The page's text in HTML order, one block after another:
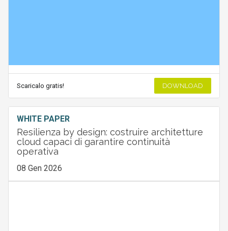
Scaricalo gratis! DOWNLOAD
WHITE PAPER
Resilienza by design: costruire architetture
cloud capaci di garantire continuità
operativa
08 Gen 2026